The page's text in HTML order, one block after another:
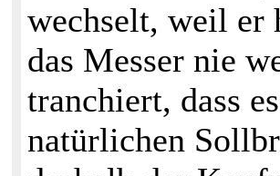
wechselt, weil er
das Messer nie
tranchiert, dass
natürlichen